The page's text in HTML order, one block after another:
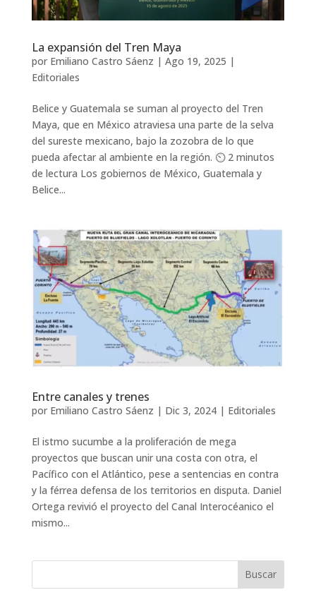
La expansión del Tren Maya
por Emiliano Castro Sáenz | Ago 19, 2025 |
Editoriales
Belice y Guatemala se suman al proyecto del Tren
Maya, que en México atraviesa una parte de la selva
del sureste mexicano, bajo la zozobra de lo que
pueda afectar al ambiente en la región. ⏲️ 2 minutos
de lectura Los gobiernos de México, Guatemala y
Belice...
Entre canales y trenes
por Emiliano Castro Sáenz | Dic 3, 2024| Editoriales
El istmo sucumbe a la proliferación de mega
proyectos que buscan unir una costa con otra, el
Pacífico con el Atlántico, pese a sentencias en contra
y la férrea defensa de los territorios en disputa. Daniel
Ortega revivió el proyecto del Canal Interocéanico el
mismo...
Buscar